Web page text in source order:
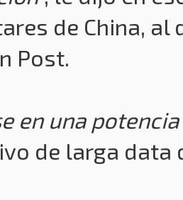
de China, al
Post.
en una
de larga data